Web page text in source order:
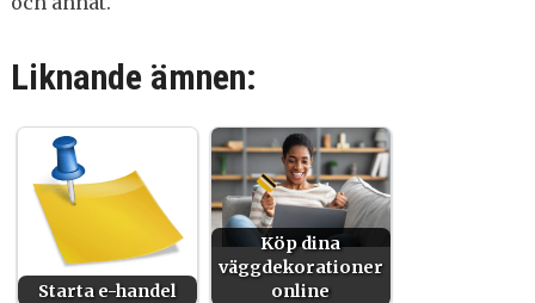
Liknande ämnen:
Starta e-handel
Köp dina
väggdekorationer
online